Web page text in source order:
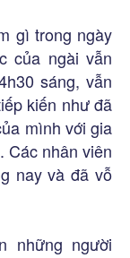
gì trong ngày
của ngài vẫn
sáng, vẫn
kiến như đã
mình với gia
Các nhân viên
nay và đã vỗ
những người